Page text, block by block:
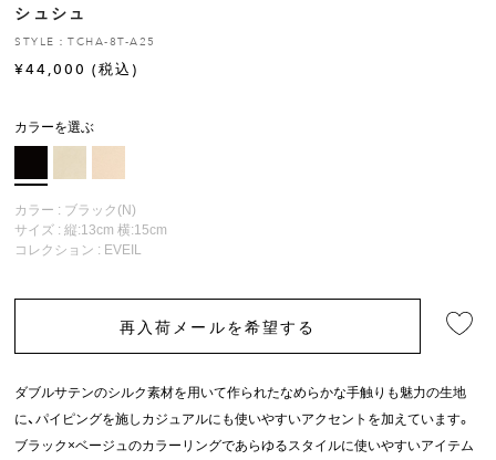
お修理について
シュシュ
STYLE：TCHA-8T-A25
¥44,000 (税込)
カラーを選ぶ
カラー : ブラック(N)
サイズ : 縦:13cm 横:15cm
コレクション : EVEIL
再入荷メールを希望する
ダブルサテンのシルク素材を用いて作られたなめらかな手触りも魅力の生地
に、パイピングを施しカジュアルにも使いやすいアクセントを加えています。
ブラック×ベージュのカラーリングであらゆるスタイルに使いやすいアイテム